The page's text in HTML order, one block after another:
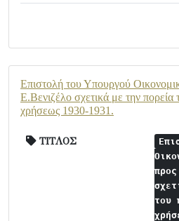
Επιστολή του Υπουργού
Ε.Βενιζέλο σχετικά με την
χρήσεως 1930-1931.
ΤΙΤΛΟΣ
του